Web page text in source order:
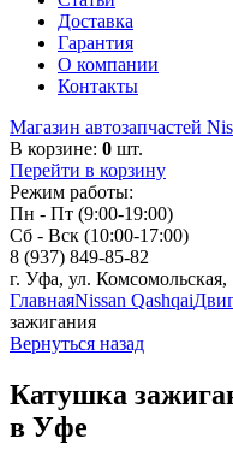
Доставка
Гарантия
О компании
Контакты
Магазин автозапчастей
В корзине: 0 шт.
Перейти в корзину
Режим работы:
Пн - Пт (9:00-19:00)
Сб - Вск (10:00-17:00)
8 (937) 849-85-82
г. Уфа, ул. Комсомольская,
ГлавнаяNissan Qashqai
зажигания
Вернуться назад
Катушка
в Уфе